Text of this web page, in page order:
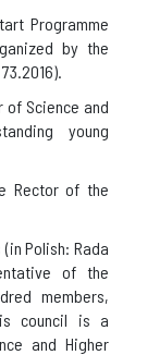
Programme
by the
of Science and
young
Rector of the
Polish: Rada
of the
members,
council is a
and Higher